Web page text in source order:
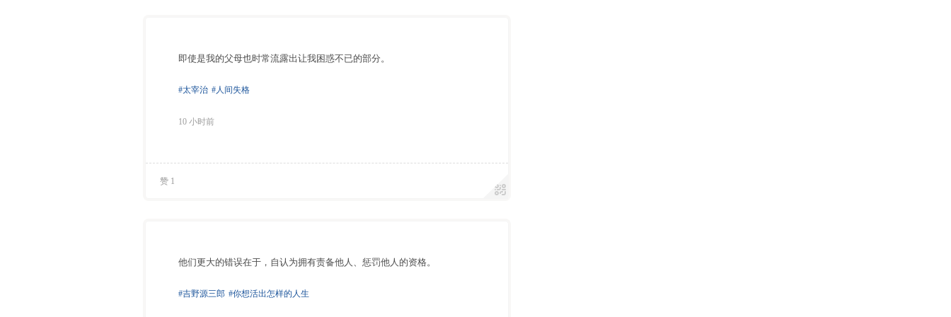
即使是我的父母也时常流露出让我困惑不已的部分。
#太宰治 #人间失格
10 小时前
赞 1
他们更大的错误在于，自认为拥有责备他人、惩罚他人的资格。
#吉野源三郎 #你想活出怎样的人生